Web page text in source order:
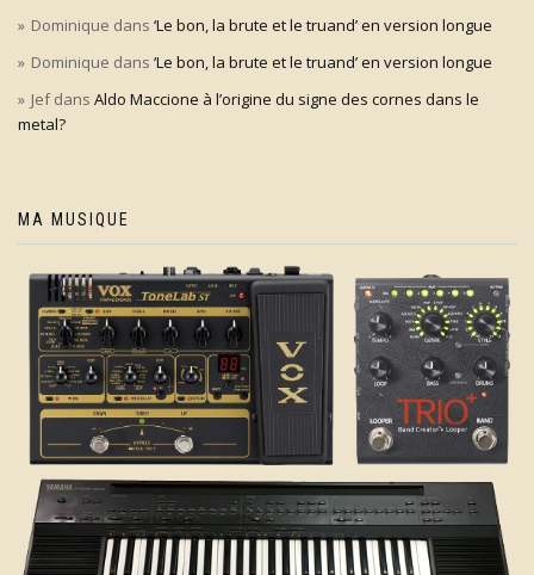
Dominique dans ‘Le bon, la brute et le truand’ en version longue
Dominique dans ‘Le bon, la brute et le truand’ en version longue
Jefdans Aldo Maccione à l’origine du signe des cornes dans le
metal?
MA MUSIQUE